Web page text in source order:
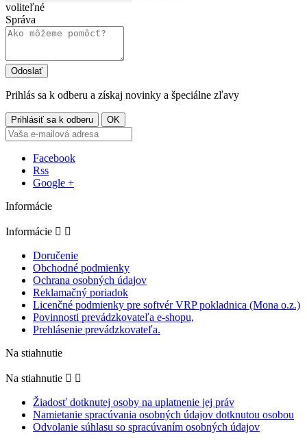
voliteľné
Správa
Prihlás sa k odberu a získaj novinky a špeciálne zľavy
Facebook
Rss
Google +
Informácie
Informácie  
Doručenie
Obchodné podmienky
Ochrana osobných údajov
Reklamačný poriadok
Licenčné podmienky pre softvér VRP pokladnica (Mona o.z.)
Povinnosti prevádzkovateľa e-shopu,
Prehlásenie prevádzkovateľa.
Na stiahnutie
Na stiahnutie  
Žiadosť dotknutej osoby na uplatnenie jej práv
Namietanie spracúvania osobných údajov dotknutou osobou
Odvolanie súhlasu so spracúvaním osobných údajov